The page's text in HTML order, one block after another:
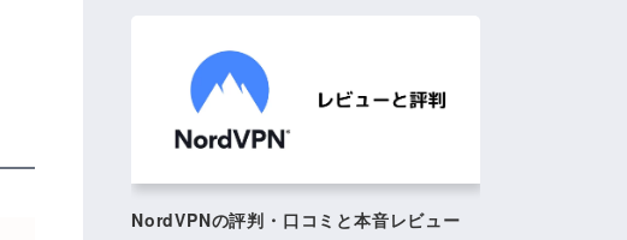
NordVPNの評判・口コミと本音レビュー